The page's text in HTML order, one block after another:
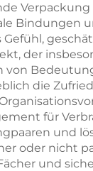
Bindungen
Gefühl,
der
von
die
für
und
oder nicht
und